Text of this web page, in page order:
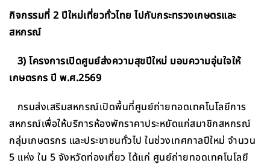
กิจกรรมที่ 2 ปีใหม่เที่ยวทั่วไทย ไปกับกระทรวงเกษตรและ
สหกรณ์
3) โครงการเปิดศูนย์ส่งความสุขปีใหม่ มอบความอุ่นใจให้
เกษตรกร ปี พ.ศ.2569
กรมส่งเสริมสหกรณ์เปิดพื้นที่ศูนย์ถ่ายทอดเทคโนโลยีการ
สหกรณ์เพื่อให้บริการห้องพักราคาประหยัดแก่สมาชิกสหกรณ์
กลุ่มเกษตรกร และประชาชนทั่วไป ในช่วงเทศกาลปีใหม่ จำนวน
5 แห่ง ใน 5 จังหวัดท่องเที่ยว ได้แก่ ศูนย์ถ่ายทอดเทคโนโลยี